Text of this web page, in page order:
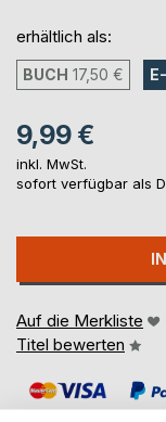
erhältlich als:
BUCH 17,50 €
9,99 €
inkl. MwSt.
sofort verfügbar als
Auf die Merkliste
Titel bewerten